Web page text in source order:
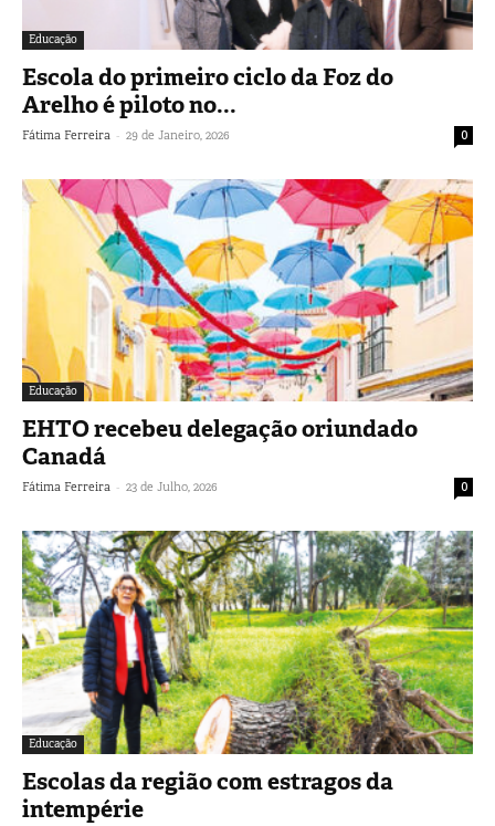
Educação
Escola do primeiro ciclo da Foz do
Arelho é piloto no...
Fátima Ferreira - 29 de Janeiro, 2026 0
Educação
EHTO recebeu delegação oriundado
Canadá
Fátima Ferreira - 23 de Julho, 2026 0
Educação
Escolas da região com estragos da
intempérie